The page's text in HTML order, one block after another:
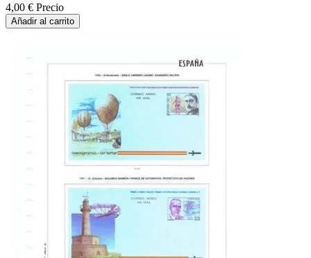
4,00 € Precio
Añadir al carrito